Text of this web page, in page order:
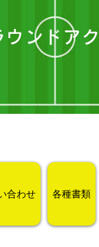
ウンドア
合わせ 各種書類